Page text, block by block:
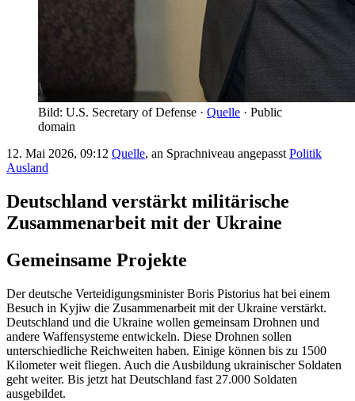
Bild: U.S. Secretary of Defense · Quelle · Public
domain
12. Mai 2026, 09:12 Quelle, an Sprachniveau angepasst Politik
Ausland
Deutschland verstärkt militärische
Zusammenarbeit mit der Ukraine
Gemeinsame Projekte
Der deutsche Verteidigungsminister Boris Pistorius hat bei einem
Besuch in Kyjiw die Zusammenarbeit mit der Ukraine verstärkt.
Deutschland und die Ukraine wollen gemeinsam Drohnen und
andere Waffensysteme entwickeln. Diese Drohnen sollen
unterschiedliche Reichweiten haben. Einige können bis zu 1500
Kilometer weit fliegen. Auch die Ausbildung ukrainischer Soldaten
geht weiter. Bis jetzt hat Deutschland fast 27.000 Soldaten
ausgebildet.